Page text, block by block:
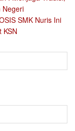
Negeri
SMK Nuris Ini
KSN